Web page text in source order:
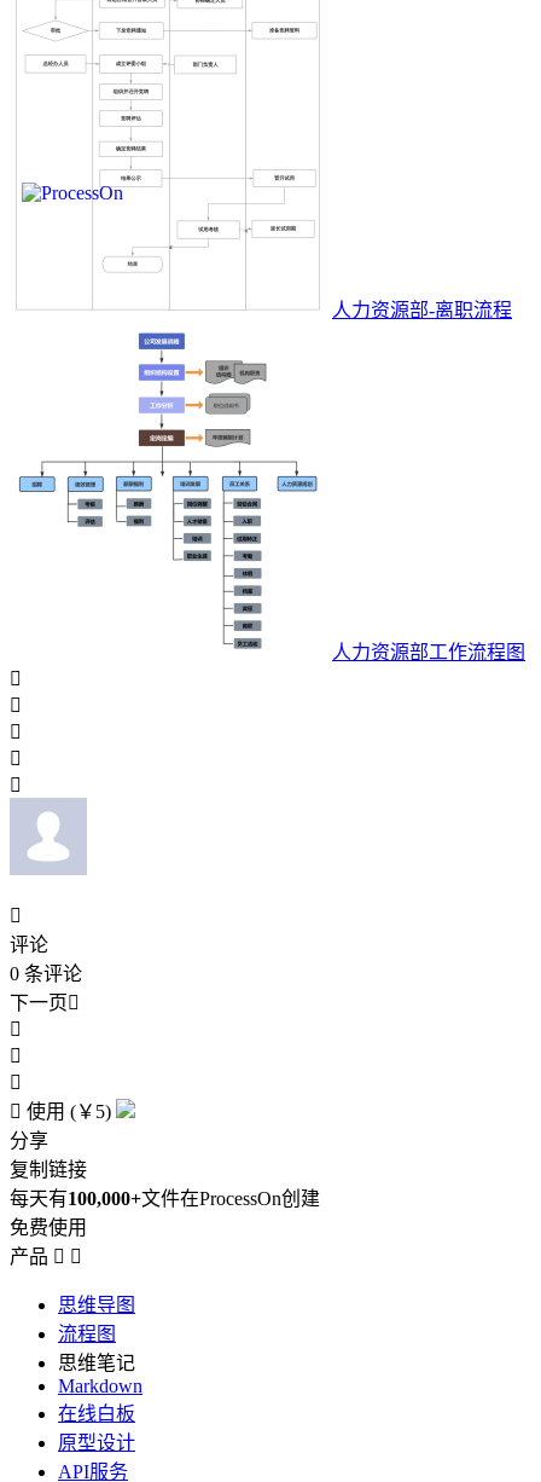
人力资源部-离职流程
人力资源部工作流程图






评论
0 条评论
下一页



 使用 (￥5)
分享
复制链接
每天有100,000+文件在ProcessOn创建
免费使用
产品  
思维导图
流程图
思维笔记
Markdown
在线白板
原型设计
API服务